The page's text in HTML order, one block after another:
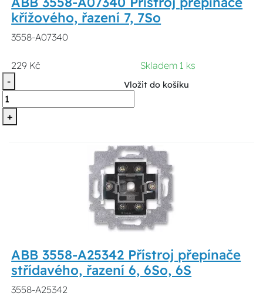
křížového, řazení 7, 7So
3558-A07340
229 Kč
Skladem 1 ks
-
+
Vložit do košíku
ABB 3558-A25342 Přístroj přepínače
střídavého, řazení 6, 6So, 6S
3558-A25342